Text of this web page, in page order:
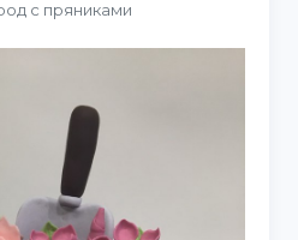
с пряниками